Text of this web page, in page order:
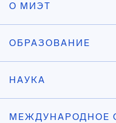
О МИЭТ
ОБРАЗОВАНИЕ
НАУКА
МЕЖДУНАРОДНОЕ